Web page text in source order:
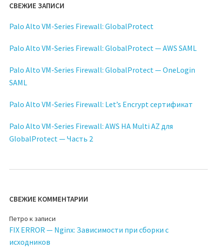
СВЕЖИЕ ЗАПИСИ
Palo Alto VM-Series Firewall: GlobalProtect
Palo Alto VM-Series Firewall: GlobalProtect — AWS SAML
Palo Alto VM-Series Firewall: GlobalProtect — OneLogin
SAML
Palo Alto VM-Series Firewall: Let’s Encrypt сертификат
Palo Alto VM-Series Firewall: AWS HA Multi AZ для
GlobalProtect — Часть 2
СВЕЖИЕ КОММЕНТАРИИ
Петро к записи
FIX ERROR — Nginx: Зависимости при сборки с
исходников